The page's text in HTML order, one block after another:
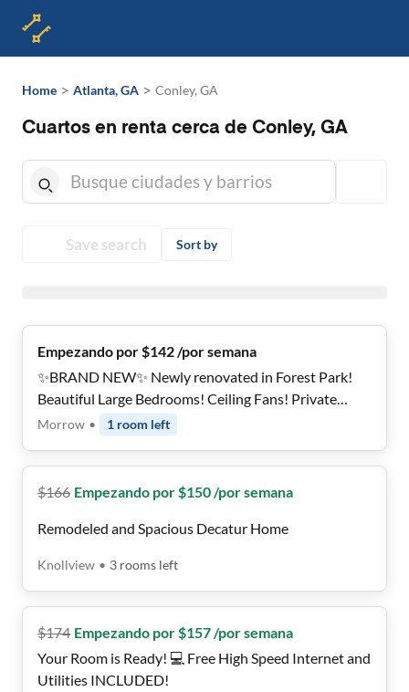
Home > Atlanta, GA > Conley, GA
Cuartos en renta cerca de Conley, GA
Save search Sort by
Empezando por $142 /por semana
✨BRAND NEW✨ Newly renovated in Forest Park!
Beautiful Large Bedrooms! Ceiling Fans! Private
Suites! Don't Miss Out!
Morrow • 1 room left
$166 Empezando por $150 /por semana
Remodeled and Spacious Decatur Home
Knollview • 3 rooms left
$174 Empezando por $157 /por semana
Your Room is Ready! 💻 Free High Speed Internet and
Utilities INCLUDED!